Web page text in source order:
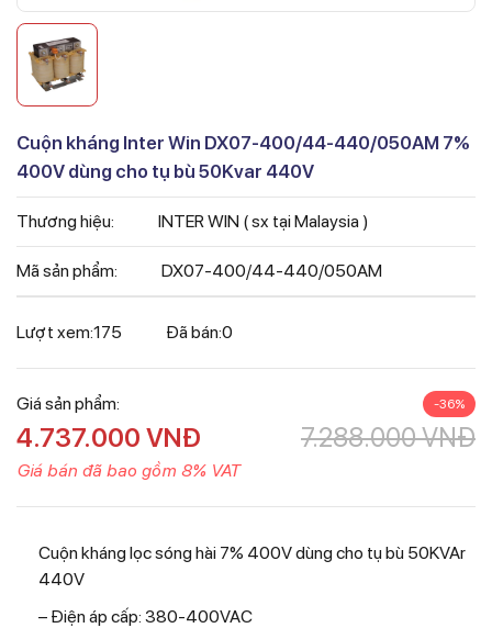
Cuộn kháng Inter Win DX07-400/44-440/050AM 7%
400V dùng cho tụ bù 50Kvar 440V
Thương hiệu: INTER WIN ( sx tại Malaysia )
Mã sản phẩm: DX07-400/44-440/050AM
Lượt xem:175 Đã bán:0
Giá sản phẩm: -36%
7.288.000VNĐ
4.737.000 VNĐ
Giá bán đã bao gồm 8% VAT
Cuộn kháng lọc sóng hài 7% 400V dùng cho tụ bù 50KVAr
440V
– Điện áp cấp: 380-400VAC